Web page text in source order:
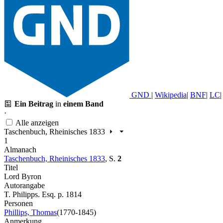
GND | Wikipedia| BNF| LC|
Ein Beitrag in einem Band
·
Alle anzeigen
Taschenbuch, Rheinisches 1833
1
Almanach
Taschenbuch, Rheinisches 1833, S. 2
Titel
Lord Byron
Autorangabe
T. Philipps. Esq. p. 1814
Personen
Phillips, Thomas(1770-1845)
Anmerkung